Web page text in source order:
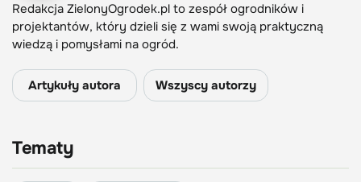
Redakcja ZielonyOgrodek.pl to zespół ogrodników i
projektantów, który dzieli się z wami swoją praktyczną
wiedzą i pomysłami na ogród.
Artykuły autora Wszyscy autorzy
Tematy